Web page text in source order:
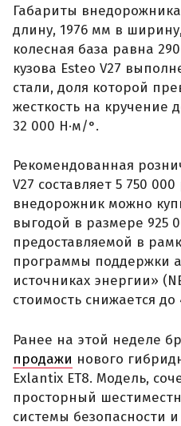
Габариты
длину, 1976 мм в
колесная база равна
кузова Esteo V27
стали, доля которой
жесткость на кручение
32 000 Н·м/°.
Рекомендованная
V27 составляет 5 750
внедорожник можно
выгодой в размере 925
предоставляемой в
программы поддержки
источниках энергии»
стоимость снижается
Ранее на этой неделе
продажи нового
Exlantix ET8. Модель,
просторный
системы безопасности